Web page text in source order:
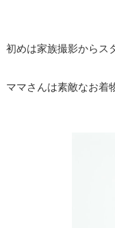
初めは家族撮影からス
ママさんは素敵なお